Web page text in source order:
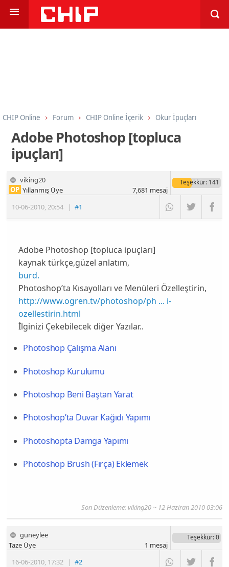
CHIP Online Forum CHIP Online İçerik Okur İpuçları
Adobe Photoshop [topluca
ipuçları]
viking20
10-06-2010,20:54 |#1
OP Yıllanmış Üye
Teşekkür: 141
7,681 mesaj
Adobe Photoshop [topluca ipuçları]
kaynak türkçe,güzel anlatım,
burd.
Photoshop’ta Kısayolları ve Menüleri Özelleştirin,
http://www.ogren.tv/photoshop/ph ... i-
ozellestirin.html
İlginizi Çekebilecek diğer Yazılar..
Photoshop Çalışma Alanı
Photoshop Kurulumu
Photoshop Beni Baştan Yarat
Photoshop’ta Duvar Kağıdı Yapımı
Photoshopta Damga Yapımı
Photoshop Brush (Fırça) Eklemek
Son Düzenleme:viking20~ 12 Haziran 2010 03:06
guneylee
16-06-2010, 17:32 |#2
Taze Üye
Teşekkür: 0
1 mesaj